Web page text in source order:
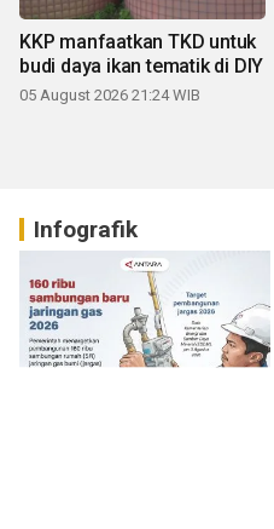
KKP manfaatkan TKD untuk
budi daya ikan tematik di DIY
05 August 2026 21:24 WIB
Infografik